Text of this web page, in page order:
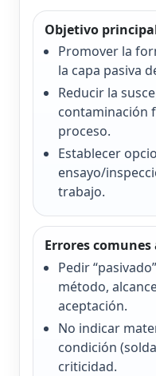
Objetivo
Promover la
la capa pasiva
Reducir la
contaminación
proceso.
Establecer
ensayo/
trabajo.
Errores
Pedir
método,
aceptación.
No indicar
condición
criticidad.